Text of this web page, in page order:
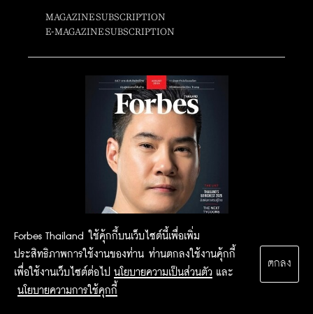
Forbes Thailand ใช้คุ้กกี้บนเว็บไซต์นี้เพื่อเพิ่ม
ประสิทธิภาพการใช้งานของท่าน ท่านตกลงใช้งานคุ้กกี้
เพื่อใช้งานเว็บไซต์ต่อไป นโยบายความเป็นส่วนตัว และ
นโยบายความการใช้คุกกี้
ตกลง
MAGAZINE SUBSCRIPTION
E-MAGAZINE SUBSCRIPTION
2015 Forbesthailand.com ALL RIGHTS RESERVED